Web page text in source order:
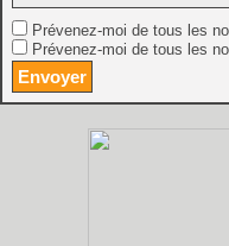
Prévenez-moi de tous les
Prévenez-moi de tous les